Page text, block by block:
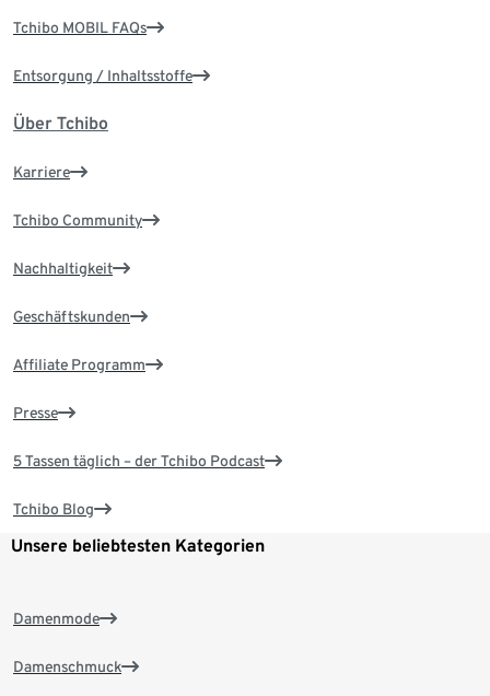
Tchibo MOBIL FAQs
Entsorgung / Inhaltsstoffe
Über Tchibo
Karriere
Tchibo Community
Nachhaltigkeit
Geschäftskunden
Affiliate Programm
Presse
5 Tassen täglich – der Tchibo Podcast
Tchibo Blog
Unsere beliebtesten Kategorien
Damenmode
Damenschmuck